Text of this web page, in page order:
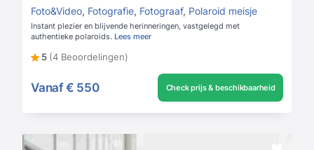
Foto&Video, Fotografie, Fotograaf, Polaroid meisje
Instant plezier en blijvende herinneringen, vastgelegd met
authentieke polaroids. Lees meer
5 (4 Beoordelingen)
Vanaf € 550 Check prijs & beschikbaarheid